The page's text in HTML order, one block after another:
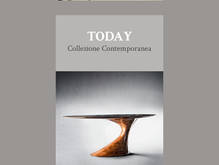
TODAY
Collezione Contemporanea